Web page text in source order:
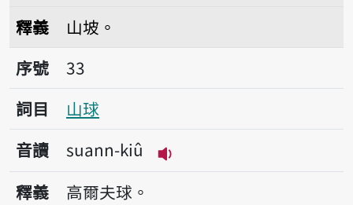
釋義
山坡。
序號33山球
序號
33
詞目
山球
音讀
suann-kiû
播放音讀suann-kiû
釋義
高爾夫球。